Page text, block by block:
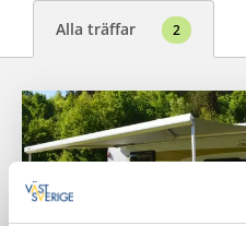
Alla träffar 2